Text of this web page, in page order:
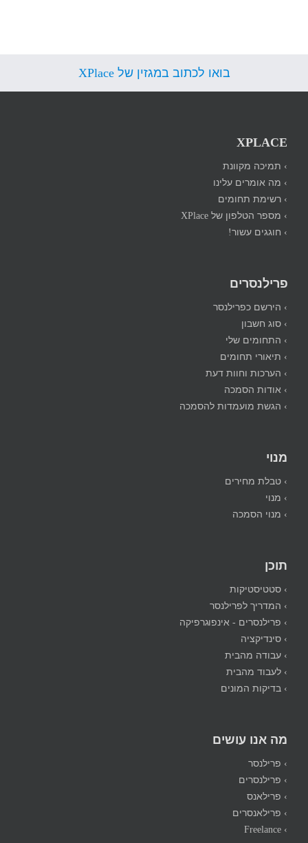
› תמיכה מקוונת
› מה אומרים עלינו
› רשימת תחומים
› מספר הטלפון של XPlace
› הירשם כפרילנסר
› סוג חשבון
› התחומים שלי
› תיאורי תחומים
› הערכות וחוות דעת
› אודות הסמכה
› טבלת מחירים
› מנוי
› סטטיסטיקות
› המדריך לפרילנסר
› פרילנסרים - אינפוגרפיקה
› סינדיקציה
› עבודה מהבית
› לעבוד מהבית
› פרילנסר
› פרילנסרים
› פרילאנס
› פרילאנסרים